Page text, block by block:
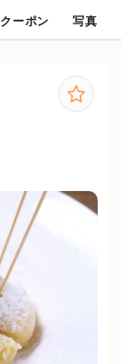
クーポン 写真